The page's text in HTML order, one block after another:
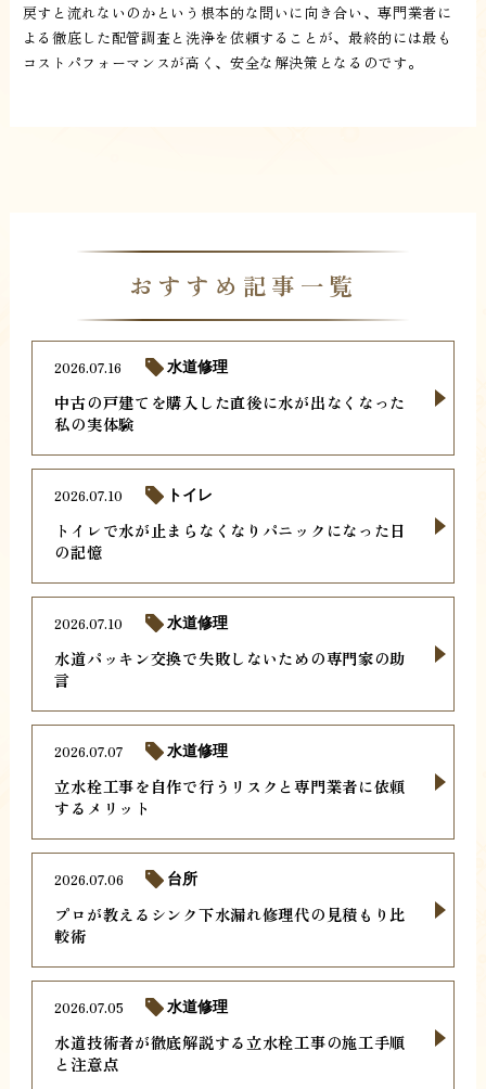
戻すと流れないのかという根本的な問いに向き合い、専門業者に
よる徹底した配管調査と洗浄を依頼することが、最終的には最も
コストパフォーマンスが高く、安全な解決策となるのです。
おすすめ記事一覧
中古の戸建てを購入した直後に水が出なくなった
私の実体験
2026.07.16 水道修理
トイレで水が止まらなくなりパニックになった日
の記憶
2026.07.10 トイレ
水道パッキン交換で失敗しないための専門家の助
言
2026.07.10 水道修理
立水栓工事を自作で行うリスクと専門業者に依頼
するメリット
2026.07.07 水道修理
プロが教えるシンク下水漏れ修理代の見積もり比
較術
2026.07.06 台所
水道技術者が徹底解説する立水栓工事の施工手順
と注意点
2026.07.05 水道修理